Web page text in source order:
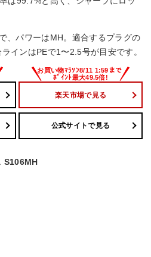
、パワーはMH。適合するプラグの
インはPEで1〜2.5号が目安です。
楽天市場で見る
公式サイトで見る
S106MH